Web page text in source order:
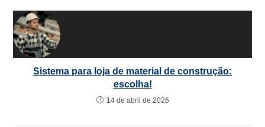
Sistema para loja de material de construção:
escolha!
14 de abril de 2026